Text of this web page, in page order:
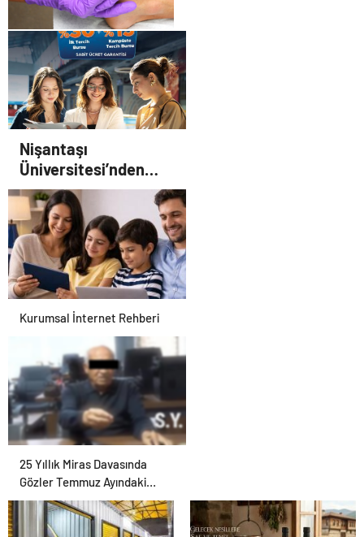
Ortopodoloji İle Diyabetik
Ayak Yarası Tedavisi
Nişantaşı
Üniversitesi’nden
2026 YKS Adaylarına
Çifte Güvence: Sabit
Ücret ve Kesintisiz
Burs
Kurumsal İnternet Rehberi
25 Yıllık Miras Davasında
Gözler Temmuz Ayındaki
Karar Duruşmasına Çevrildi